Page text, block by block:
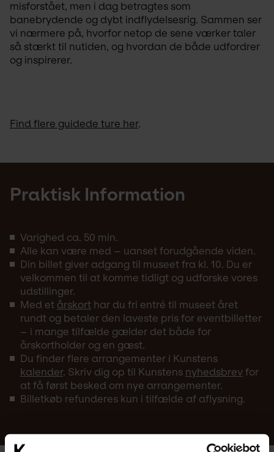
misforstået, men i dag betragtes som
banebrydende og dybt indflydelsesrig. Sammen ser
vi nærmere på, hvorfor netop de sene værker taler
så stærkt til nutiden, og hvordan de både udfordrer
og inspirerer.
Find flere guidede ture her.
Praktisk Information
Varighed ca. 50 min.
Alle kan være med – uanset forudgående viden.
Din billet giver adgang til museet fra kl. 10. Du er
velkommen til at komme tidligt og udforske vores
udstillinger.
Med et årskort har du fri entré til museet året
rundt og betaler den laveste pris for eventbilletter
– i mange tilfælde gælder det både for
årskortholder og en gæst.
Du finder flere arrangementer i Kunstens
kalender. Skriv dig op til Kunstens nyhedsbrev for
at få først besked om nye arrangementer.
Billetkøb refunderes kun i tilfælde af aflysning.